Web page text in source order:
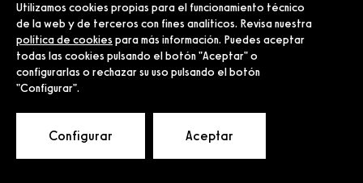
comercialización e expansión do
sector comercial e artesanal
Implantación e pulo da estratexia
dixital e modernización do sector
comercial e artesanal (CO300C
2021)
© Merlín e Familia.
Utilizamos cookies propias para el funcionamiento técnico
de la web y de terceros con fines analíticos. Revisa nuestra
política de cookies para más información. Puedes aceptar
todas las cookies pulsando el botón "Aceptar" o
configurarlas o rechazar su uso pulsando el botón
"Configurar".
Configurar Aceptar